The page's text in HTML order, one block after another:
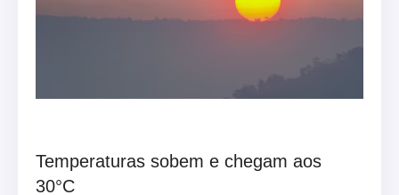
Temperaturas sobem e chegam aos
30°C